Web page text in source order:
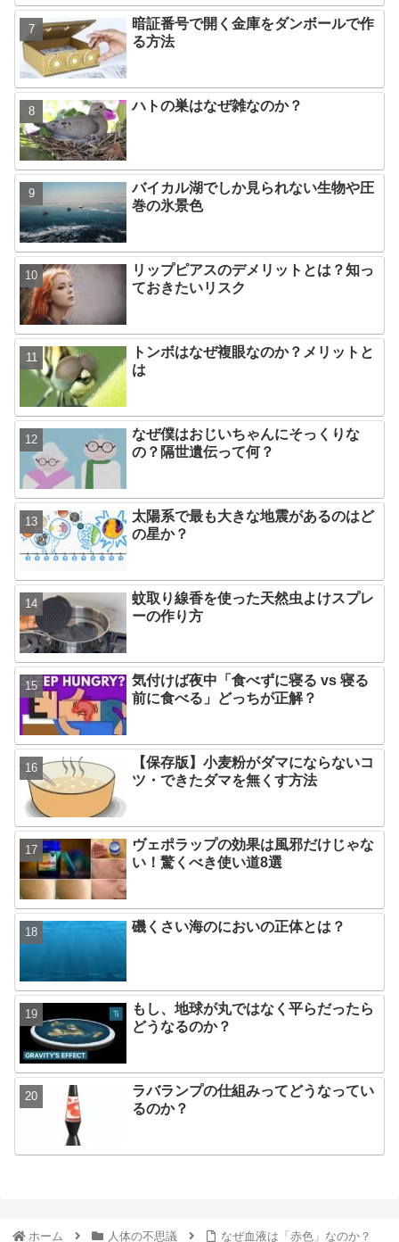
暗証番号で開く金庫をダンボールで作
る方法
ハトの巣はなぜ雑なのか？
バイカル湖でしか見られない生物や圧
巻の氷景色
リップピアスのデメリットとは？知っ
ておきたいリスク
トンボはなぜ複眼なのか？メリットと
は
なぜ僕はおじいちゃんにそっくりな
の？隔世遺伝って何？
太陽系で最も大きな地震があるのはど
の星か？
蚊取り線香を使った天然虫よけスプレ
ーの作り方
気付けば夜中「食べずに寝る vs 寝る
前に食べる」どっちが正解？
【保存版】小麦粉がダマにならないコ
ツ・できたダマを無くす方法
ヴェポラップの効果は風邪だけじゃな
い！驚くべき使い道8選
磯くさい海のにおいの正体とは？
もし、地球が丸ではなく平らだったら
どうなるのか？
ラバランプの仕組みってどうなってい
るのか？
ホーム 人体の不思議 なぜ血液は「赤色」なのか？